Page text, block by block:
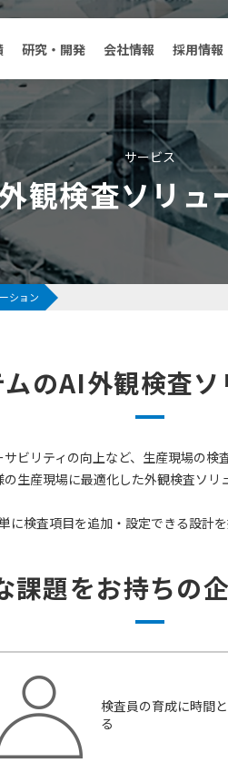
研究・開発 会社情報 採用情報
サービス
観検査ソリュ
センサーソリューシ
ス
ーケティング
実績
展示会出展情報
ション
のAI外観検査
ビリティの向上など、生産現場の
生産現場に最適化した外観検査ソリ
検査項目を追加・設定できる設計
課題をお持ちの
検査員の育成に時間
る